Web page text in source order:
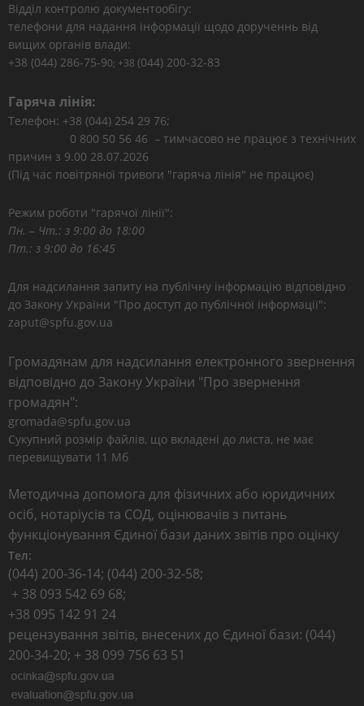
Відділ контролю документообігу:
телефони для надання інформації щодо дорученнь від
вищих органів влади:
+38 (044) 286-75-90; +38 (044) 200-32-83
Гаряча лінія:
Телефон: +38 (044) 254 29 76;
0 800 50 56 46 – тимчасово не працює з технічних
причин з 9.00 28.07.2026
(Під час повітряної тривоги "гаряча лінія" не працює)
Режим роботи "гарячої лінії":
Пн. – Чт.: з 9:00 до 18:00
Пт.: з 9:00 до 16:45
Для надсилання запиту на публічну інформацію відповідно
до Закону України "Про доступ до публічної інформації":
zaput@spfu.gov.ua
Громадянам для надсилання електронного звернення
відповідно до Закону України "Про звернення
громадян":
gromada@spfu.gov.ua
Сукупний розмір файлів, що вкладені до листа, не має
перевищувати 11 Мб
Методична допомога для фізичних або юридичних
осіб, нотаріусів та СОД, оцінювачів з питань
функціонування Єдиної бази даних звітів про оцінку
Тел:
(044) 200-36-14; (044) 200-32-58;
+ 38 093 542 69 68;
+38 095 142 91 24
рецензування звітів, внесених до Єдиної бази: (044)
200-34-20; + 38 099 756 63 51